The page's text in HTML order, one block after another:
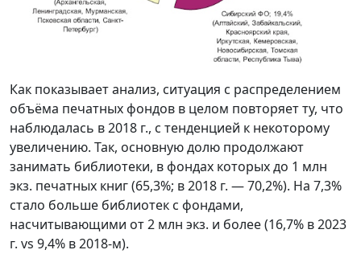
Как показывает анализ, ситуация с распределением
объёма печатных фондов в целом повторяет ту, что
наблюдалась в 2018 г., с тенденцией к некоторому
увеличению. Так, основную долю продолжают
занимать библиотеки, в фондах которых до 1 млн
экз. печатных книг (65,3%; в 2018 г. — 70,2%). На 7,3%
стало больше библиотек с фондами,
насчитывающими от 2 млн экз. и более (16,7% в 2023
г. vs 9,4% в 2018-м).